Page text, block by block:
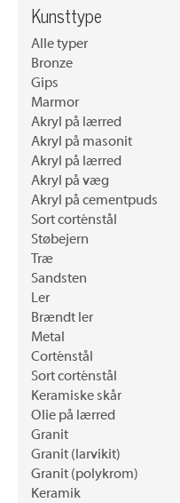
Kunsttype
Alle typer
Bronze
Gips
Marmor
Akryl på lærred
Akryl på masonit
Akryl på lærred
Akryl på væg
Akryl på cementpuds
Sort corténstål
Støbejern
Træ
Sandsten
Ler
Brændt ler
Metal
Corténstål
Sort corténstål
Keramiske skår
Olie på lærred
Granit
Granit (larvikit)
Granit (polykrom)
Keramik